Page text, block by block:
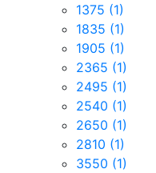
1375 (1)
1835 (1)
1905 (1)
2365 (1)
2495 (1)
2540 (1)
2650 (1)
2810 (1)
3550 (1)